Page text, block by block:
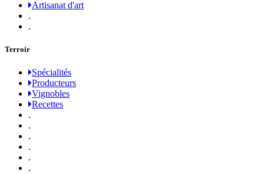
Artisanat d'art
.
.
Terroir
Spécialités
Producteurs
Vignobles
Recettes
.
.
.
.
.
.